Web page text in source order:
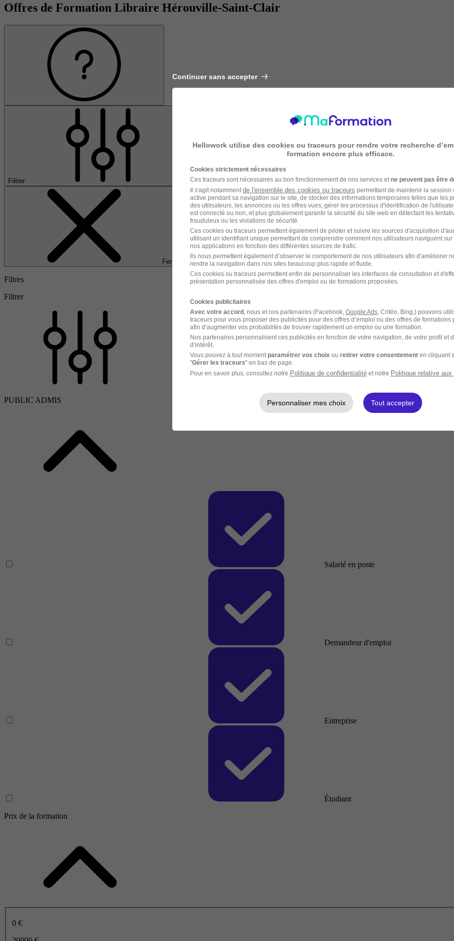
Offres de Formation Libraire Hérouville-Saint-Clair
Filtrer
Fermer
Filtres
Filtrer
PUBLIC ADMIS
Salarié en poste
Demandeur d'emploi
Entreprise
Étudiant
Prix de la formation
0 €
Continuer sans accepter
Hellowork utilise des cookies ou traceurs pour rendre votre recherche
formation encore plus efficace.
Cookies strictement nécessaires
Ces traceurs sont nécessaires au bon fonctionnement de nos services et ne peuvent pas être
Il s'agit notamment de l'ensemble des cookies ou traceurs permettant de maintenir la session
active pendant sa navigation sur le site, de stocker des informations temporaires telles que les
des utilisateurs, les annonces ou les offres vues, gérer les processus d'identification de
est connecté ou non, et plus globalement garantir la sécurité du site web en détectant les
frauduleux ou les violations de sécurité.
Ces cookies ou traceurs permettent également de piloter et suivre les sources d'acquisition
utilisant un identifiant unique permettant de comprendre comment nos utilisateurs naviguent sur
nos applications en fonction des différentes sources de trafic.
Ils nous permettent également d’observer le comportement de nos utilisateurs afin d'améliorer
rendre la navigation dans nos sites beaucoup plus rapide et fluide.
Ces cookies ou traceurs permettent enfin de personnaliser les interfaces de consultation et
présentation personnalisée des offres d'emploi ou de formations proposées.
Cookies publicitaires
Avec votre accord, nous et nos partenaires (Facebook, Google Ads, Critéo, Bing,) pouvons
traceurs pour vous proposer des publicités pour des offres d’emploi ou des offres de formations
afin d’augmenter vos probabilités de trouver rapidement un emploi ou une formation.
Nos partenaires personnalisent ces publicités en fonction de votre navigation, de votre profil et
d’intérêt.
Vous pouvez à tout moment paramétrer vos choix ou retirer votre consentementen cliquant
"Gérer les traceurs" en bas de page.
Pour en savoir plus, consultez notre Politique de confidentialitéet notre Politique relative aux
Personnaliser mes choix Tout accepter